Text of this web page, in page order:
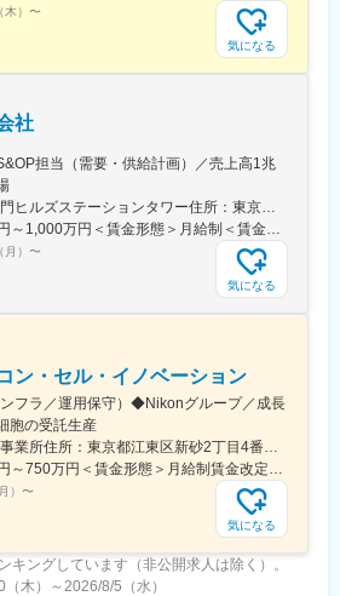
病院を担当いただきます。
わせて多様な製品を展開する中で、患者さん
の向上を、ドクターには手技において最大限
発揮できる製品を提供することを目指してい
品情報提供のみならず、販売した医療機器が
めに研修会を開催しり、使用にあたってのト
提供するなど重要な役割を担っているため、
ます。
） 〜
気になる
社
担当（需要・供給計画）／売上高1兆
＜勤務地詳細＞虎ノ門ヒルズステーションタワー住所：東京都港区虎ノ門２丁目６－１ 虎ノ門ヒルズ ステーションタワー 受動喫煙対策：敷地内喫煙可能場所あり変更の範囲：会社の定める事業所
＜予定年収＞590万円～1,000万円＜賃金形態＞月給制＜賃金内訳＞月額（基本給）：279,000円～534,000円＜月給＞279,000円～534,000円＜昇給有無＞有＜残業手当＞有＜給与補足＞※上記年収はあくまでも目安の金額であり、選考を通じて経験、能力等を考慮し同社規定により決定します。■賞与あり（年2回）■昇給・昇格あり（年1回）■職位：一般職～主任職賃金はあくまでも目安の金額であり、選考を通じて上下する可能性があります。月給(月額)は固定手当を含めた表記です。
） 〜
気になる
ン・セル・イノベーション
ンフラ／運用保守）◆Nikonグループ／成長
胞の受託生産
＜勤務地詳細＞新砂事業所住所：東京都江東区新砂2丁目4番地10号東京グランポートAKB 勤務地最寄駅：JR京葉線／潮見駅受動喫煙対策：屋内全面禁煙変更の範囲：会社の定める事業所
＜予定年収＞450万円～750万円＜賃金形態＞月給制賃金改定あり＜賃金内訳＞月額（基本給）：230,000円～380,000円＜月給＞230,000円～380,000円＜昇給有無＞有＜残業手当＞有＜給与補足＞※経験・能力・現給与等を考慮の上、適宜決定致します。・賞与：年2回（6月、12月）・役職がつく場合には、別途手当が支給されます。(例：課長職5万)賃金はあくまでも目安の金額であり、選考を通じて上下する可能性があります。月給(月額)は固定手当を含めた表記です。
） 〜
気になる
キングしています（非公開求人は除く）。
木）～2026/8/5（水）